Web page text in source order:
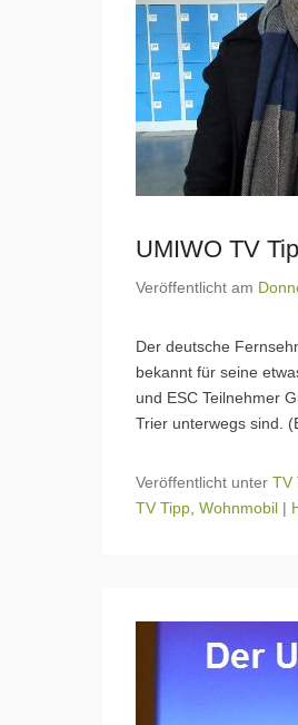
UMIWO TV
Veröffentlicht am
Der deutsche
bekannt für seine
und ESC Teilnehmer
Trier unterwegs sind.
Veröffentlicht unter TV
TV Tipp Wohnmobil |